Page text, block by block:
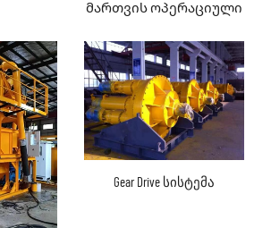
მართვის ოპერაციული
Gear Drive სისტემა